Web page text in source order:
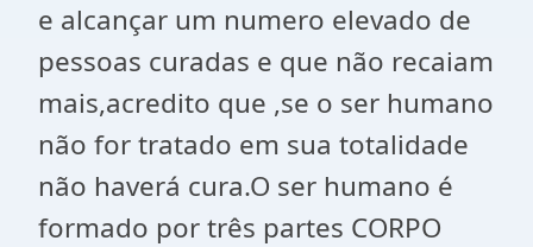
e alcançar um numero elevado de
pessoas curadas e que não recaiam
mais,acredito que ,se o ser humano
não for tratado em sua totalidade
não haverá cura.O ser humano é
formado por três partes CORPO